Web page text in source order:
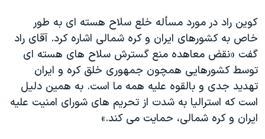
کوين راد در مورد مسأله خلع سلاح هسته ای به طور
خاص به کشورهای ايران و کره شمالی اشاره کرد. آقای راد
گفت «نقض معاهده منع گسترش سلاح های هسته ای
توسط کشورهايی همچون جمهوری خلق کره و ايران
تهديد جدی و بالقوه عليه همه ما است. به همين دليل
است که استراليا به شدت از تحريم های شورای امنيت عليه
ايران و کره شمالی، حمايت می کند.»